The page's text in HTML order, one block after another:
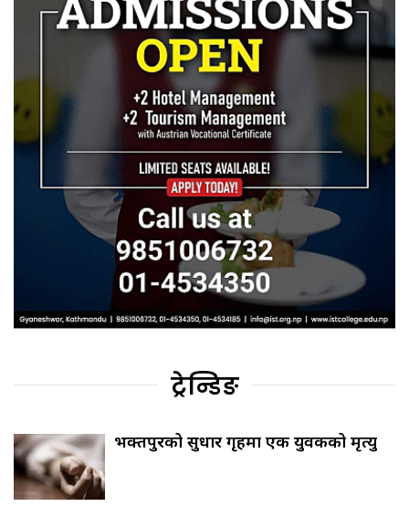
ट्रेन्डिङ
भक्तपुरको सुधार गृहमा एक युवकको मृत्यु